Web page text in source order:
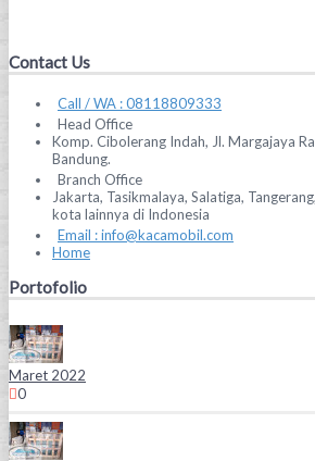
Contact Us
Call / WA : 08118809333
Head Office
Komp. Cibolerang Indah, Jl. Margajaya
Bandung.
Branch Office
Jakarta, Tasikmalaya, Salatiga,
kota lainnya di Indonesia
Email : info@kacamobil.com
Home
Portofolio
Maret 2022
0